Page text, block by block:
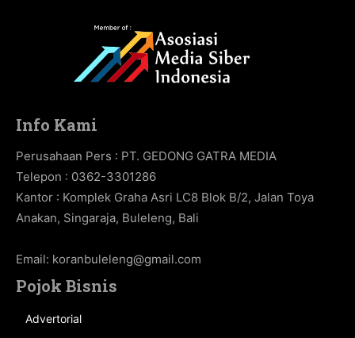
Info Kami
Perusahaan Pers : PT. GEDONG GATRA MEDIA
Telepon : 0362-3301286
Kantor : Komplek Graha Asri LC8 Blok B/2, Jalan Toya
Anakan, Singaraja, Buleleng, Bali
Email: koranbuleleng@gmail.com
Pojok Bisnis
Advertorial